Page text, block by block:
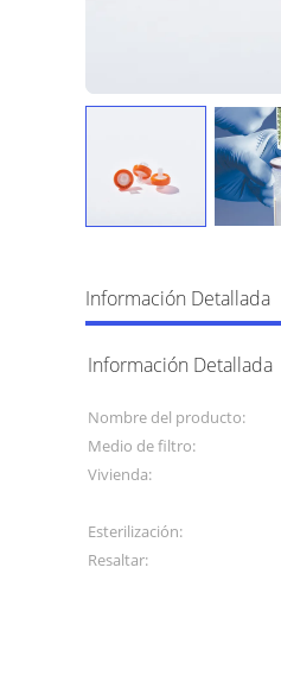
Información Detallada
Información Detallada
Nombre del producto:
Medio de filtro:
Vivienda:
Esterilización:
Resaltar: